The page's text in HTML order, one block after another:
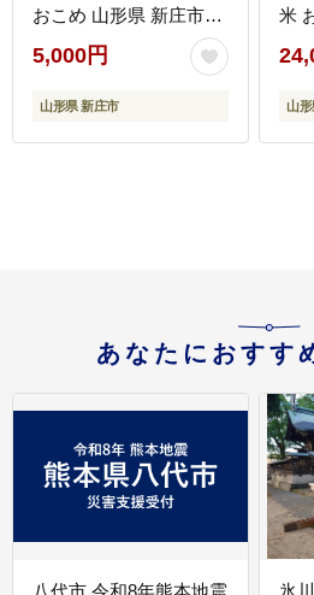
おこめ 山形県 新庄市
F3S-2648
5,000円
山形県 新庄市
米
山
あなたにおすす